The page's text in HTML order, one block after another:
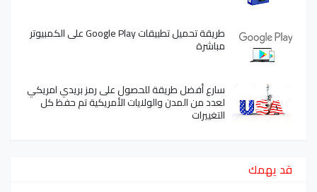
طريقة تحميل تطبيقات Google Play على الكمبيوتر
مباشرة
سارع أفضل طريقة للحصول على رمز بريدي امريكي
لعدد من المدن والولايات الأمريكية تم حفظ كل
التغييرات
قد يهمك